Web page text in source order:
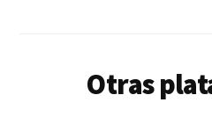
Otras